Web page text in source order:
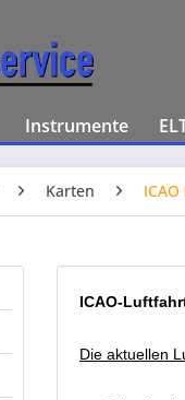
Instrumente
Karten
ICAO-
Die aktuellen